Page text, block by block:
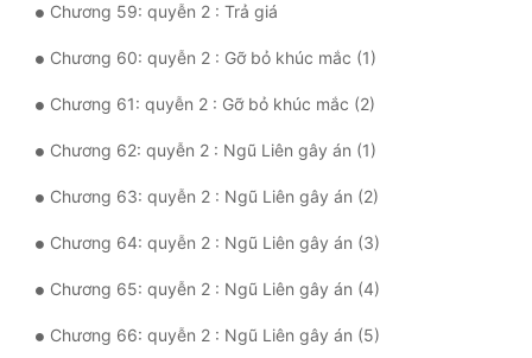
Đẹp Hiệp
Tính Cách Nhân Vật :
Sát Phạt Quyết Đoán
Chương 59: quyễn 2 : Trả giá
Chương 60: quyễn 2 : Gỡ bỏ khúc mắc (1)
Chương 61: quyễn 2 : Gỡ bỏ khúc mắc (2)
Chương 62: quyễn 2 : Ngũ Liên gây án (1)
Chương 63: quyễn 2 : Ngũ Liên gây án (2)
Chương 64: quyễn 2 : Ngũ Liên gây án (3)
Chương 65: quyễn 2 : Ngũ Liên gây án (4)
Chương 66: quyễn 2 : Ngũ Liên gây án (5)